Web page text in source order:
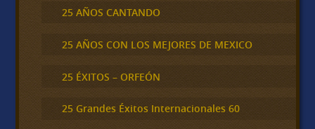
25 AÑOS CANTANDO
25 AÑOS CON LOS MEJORES DE MEXICO
25 ÉXITOS – ORFEÓN
25 Grandes Éxitos Internacionales 60